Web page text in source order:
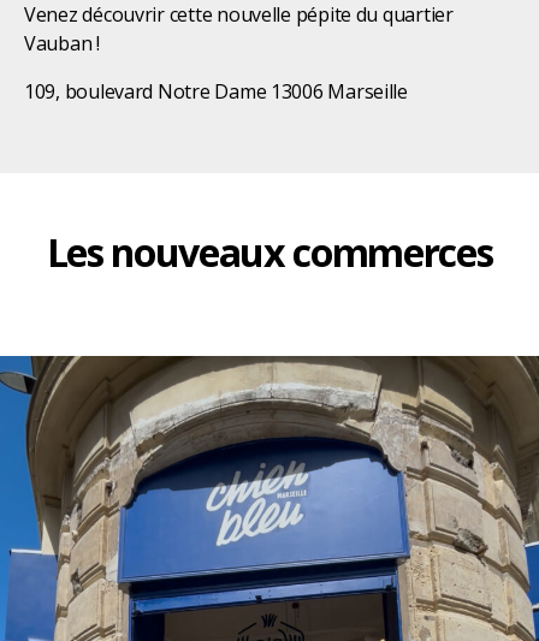
Venez découvrir cette nouvelle pépite du quartier
Vauban !
109, boulevard Notre Dame 13006 Marseille
Les nouveaux commerces